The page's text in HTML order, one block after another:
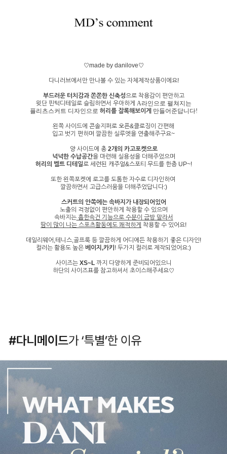
♡made by danilove♡
다니러브에서만 만나볼 수 있는 자체제작상품이에요!
부드러운 터치감과 쫀쫀한 신축성으로 착용감이 편안하고
윗단 핀턱디테일로 슬림하면서 우아하게 A라인으로 펼쳐지는
플리츠스커트 디자인으로 허리를 잘록해보이게 만들어준답니다!
왼쪽 사이드에 콘솔지퍼로 오픈&클로징이 간편해
입고 벗기 편하며 깔끔한 실루엣을 연출해주구요~
양 사이드에 총 2개의 카고포켓으로
넉넉한 수납공간을 마련해 실용성을 더해주었으며
허리의 벨트 디테일로 세련된 캐주얼&스포티 무드를 한층 UP~!
또한 왼쪽포켓에 로고를 도톰한 자수로 디자인하여
깔끔하면서 고급스러움을 더해주었답니다:)
스커트의 안쪽에는 속바지가 내장되어있어
노출의 걱정없이 편안하게 착용할 수 있으며
속바지는흡한속건 기능으로 수분이 금방 말라서
땀이 많이 나는 스포츠활동에도 쾌적하게 착용할 수 있어요!
데일리웨어,테니스,골프룩 등 깔끔하게 어디에든 착용하기 좋은 디자인!
컬러는 활용도 높은 베이지,카키 ! 두가지 컬러로 제작되었어요:)
사이즈는 XS~L까지 다양하게 준비되어있으니
하단의 사이즈표를 참고하셔서 초이스해주세요♡